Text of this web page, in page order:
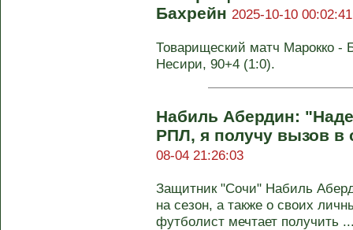
Бахрейн 2025-10-10 00:02:41
Товарищеский матч Марокко -
Несири, 90+4 (1:0).
Набиль Абердин:
РПЛ, я получу вызов
08-04 21:26:03
Защитник "Сочи" Набиль
на сезон, а также о своих
футболист мечтает получить